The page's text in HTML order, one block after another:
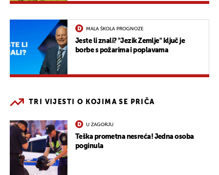
MALA ŠKOLA PROGNOZE
Jeste li znali? "Jezik Zemlje" ključ je
borbe s požarima i poplavama
TRI VIJESTI O KOJIMA SE PRIČA
U ZAGORJU
Teška prometna nesreća! Jedna osoba
poginula